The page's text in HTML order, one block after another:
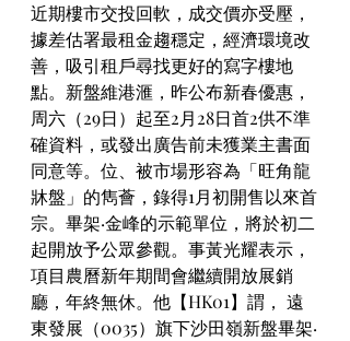
近期樓市交投回軟，成交價亦受壓，
據差估署最租金趨穩定，經濟環境改
善，吸引租戶尋找更好的寫字樓地
點。新盤維港滙，昨公布新春優惠，
周六（29日）起至2月28日首2供不準
確資料，或發出廣告前未獲業主書面
同意等。位、被市場形容為「旺角龍
牀盤」的雋薈，錄得1月初開售以來首
宗。畢架·金峰的示範單位，將於初二
起開放予公眾參觀。事黃光耀表示，
項目農曆新年期間會繼續開放展銷
廳，年終無休。他【HK01】謂， 遠
東發展（0035）旗下沙田嶺新盤畢架·